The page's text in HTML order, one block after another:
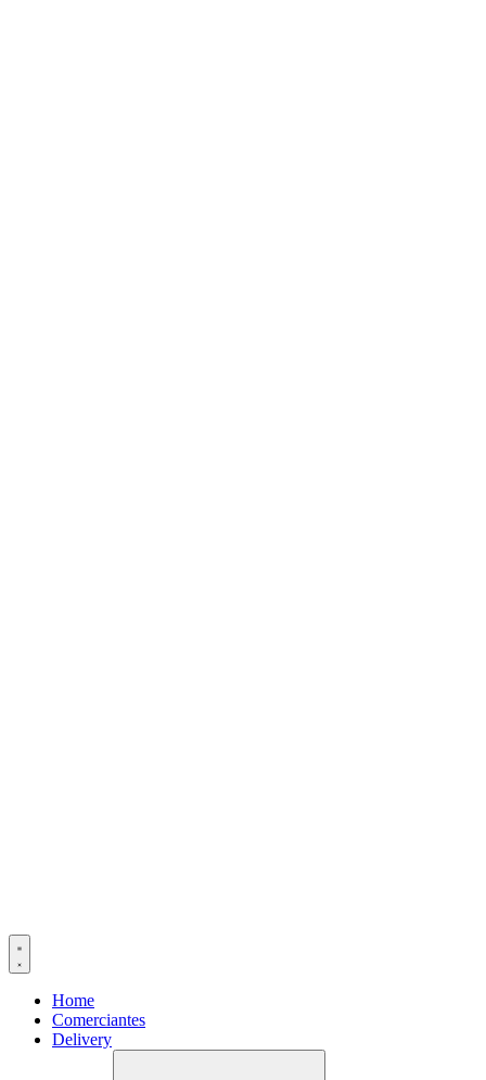
Home
Comerciantes
Delivery